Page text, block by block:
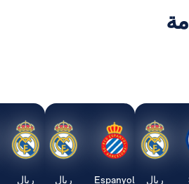
Espanyol
ريال
ريال
Real